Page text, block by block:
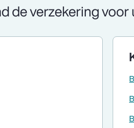
de verzekering